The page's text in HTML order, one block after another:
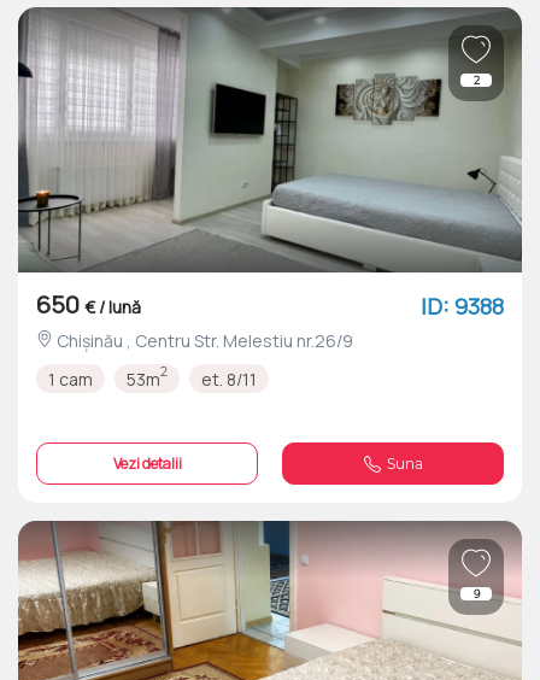
2
650 € / lună ID: 9388
Chișinău , Centru Str. Melestiu nr.26/9
1 cam
53m2 et. 8/11
Vezi detalii Suna
9